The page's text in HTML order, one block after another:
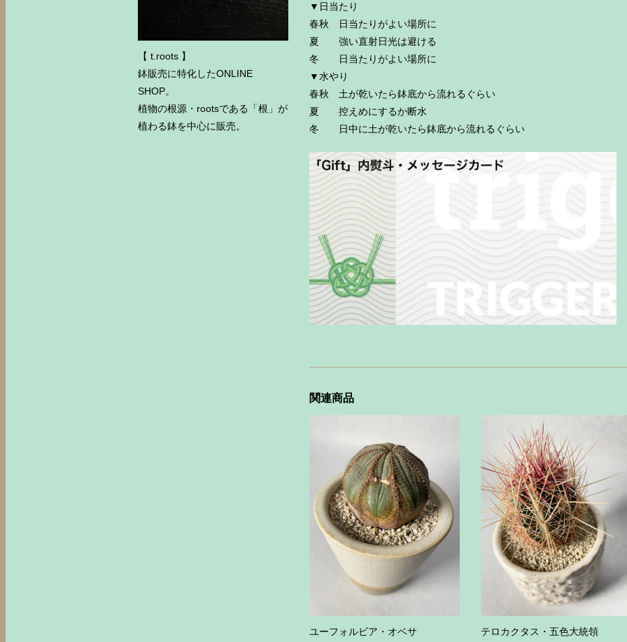
▼日当たり
春秋 日当たりがよい場所に
夏 強い直射日光は避ける
冬 日当たりがよい場所に
▼水やり
春秋 土が乾いたら鉢底から流れるぐらい
夏 控えめにするか断水
冬 日中に土が乾いたら鉢底から流れるぐらい
関連商品
ユーフォルビア・オベサ テロカクタス・五色大統領
【 t.roots 】
鉢販売に特化したONLINE
SHOP。
植物の根源・rootsである「根」が
植わる鉢を中心に販売。